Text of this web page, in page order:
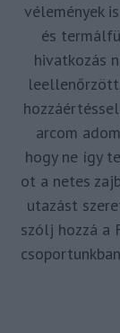
vélemények
és
hivatkozás
arcom
hogy ne így
ot a netes
utazást
szólj hozzá a